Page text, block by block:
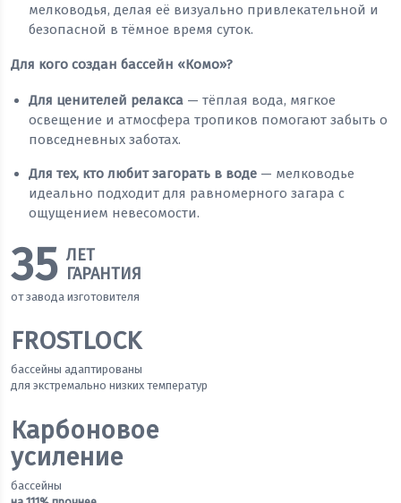
мелководья, делая её визуально привлекательной и
безопасной в тёмное время суток.
Для кого создан бассейн «Комо»?
Для ценителей релакса — тёплая вода, мягкое
освещение и атмосфера тропиков помогают забыть о
повседневных заботах.
Для тех, кто любит загорать в воде — мелководье
идеально подходит для равномерного загара с
ощущением невесомости.
35 ЛЕТ
ГАРАНТИЯ
от завода изготовителя
FROSTLOCK
бассейны адаптированы
для экстремально низких температур
Карбоновое
усиление
бассейны